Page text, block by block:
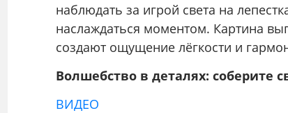
наблюдать за игрой света на
наслаждаться моментом. Картина
создают ощущение лёгкости и
Волшебство в деталях: соберите
ВИДЕО